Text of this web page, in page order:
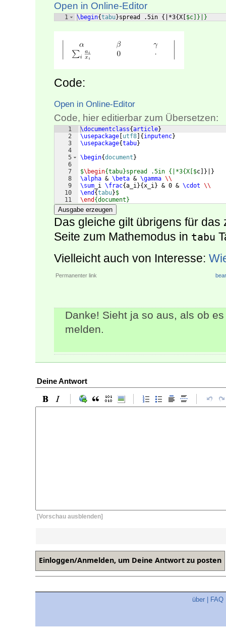
Open in Online-Editor
1 \begin{tabu}spread .5in { |*3{X $c]}|}
Code:
Open in Online-Editor
Code, hier editierbar zum Übersetzen:
1
2
3
4
5
6
7
8
9
10
11
\documentclass{article}
\usepackage utf8 { inputenc}
\usepackage{tabu}
\begin{document }
$\begin{tabu}spread .5in {|*3{X[$c ]}
}
\alpha & \beta & \gamma \\
\sum _i \frac{a_i}{x_i} & 0 & \cdot \\
\end {tabu}$
\end {document}
Ausgabe erzeugen
Das gleiche gilt übrigens für
Seite zum Mathemodus in tabu
Vielleicht auch von Interesse:
Permanenter link
Danke! Sieht ja so aus, als ob
melden.
Deine Antwort
[Vorschau ausblenden]
über FAQ